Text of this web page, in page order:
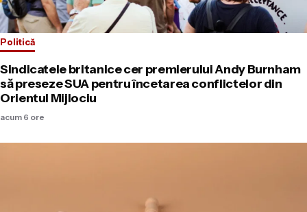
Politică
Sindicatele britanice cer premierului Andy Burnham
să preseze SUA pentru încetarea conflictelor din
Orientul Mijlociu
acum 6 ore